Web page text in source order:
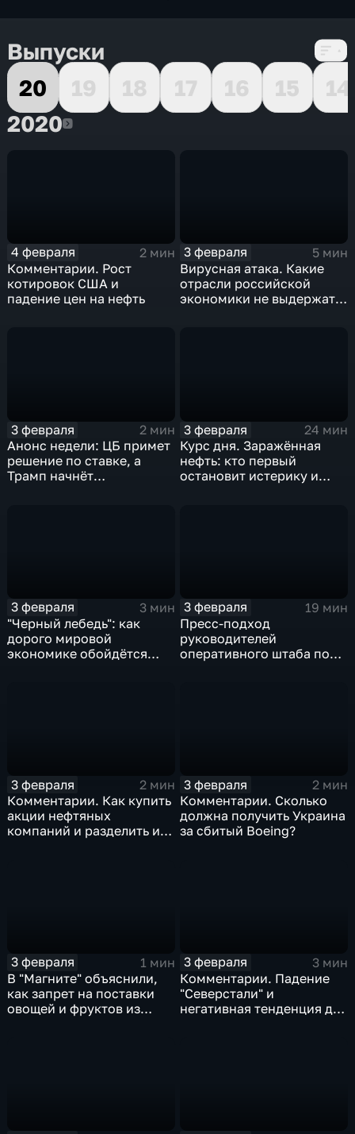
Выпуски
20
19 18 17 16 15
14
20202020
4 февраля
2 мин
Комментарии. Рост
котировок США и
падение цен на нефть
3 февраля
5 мин
Вирусная атака. Какие
отрасли российской
экономики не выдержат
3 февраля
2 мин
Анонс недели: ЦБ примет
решение по ставке, а
Трамп начнёт
3 февраля
24 мин
Курс дня. Заражённая
нефть: кто первый
остановит истерику и
3 февраля
3 мин
"Черный лебедь": как
дорого мировой
экономике обойдётся
3 февраля
19 мин
Пресс-подход
руководителей
оперативного штаба по
3 февраля
2 мин
Комментарии. Как купить
акции нефтяных
компаний и разделить их
3 февраля
2 мин
Комментарии. Сколько
должна получить Украина
за сбитый Boeing?
3 февраля
1 мин
В "Магните" объяснили,
как запрет на поставки
овощей и фруктов из
3 февраля
3 мин
Комментарии. Падение
"Северстали" и
негативная тенденция для